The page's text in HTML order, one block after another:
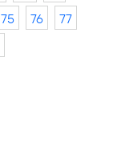
75 76
77